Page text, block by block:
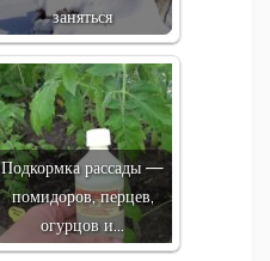
заняться
Подкормка рассады —
помидоров, перцев,
огурцов и…